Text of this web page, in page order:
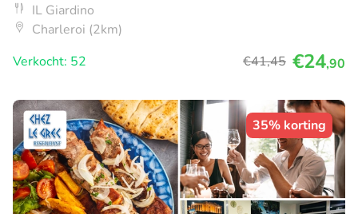
IL Giardino
Charleroi (2km)
Verkocht: 52
€41,45 €24,90
35% korting